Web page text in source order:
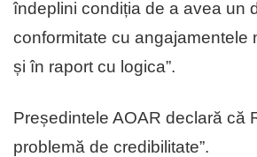
îndeplini condiția de a avea un
conformitate cu angajamentele
și în raport cu logica”.
Președintele AOAR declară că
problemă de credibilitate”.